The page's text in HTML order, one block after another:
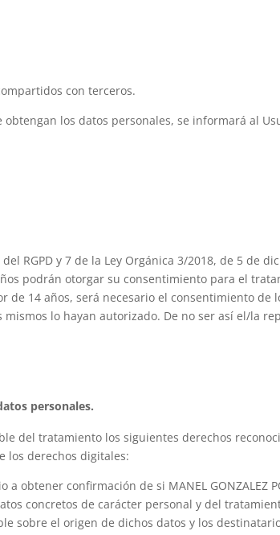
con terceros.
los datos personales, se informará al
RGPD y 7 de la Ley Orgánica 3/2018, de 5 de
podrán otorgar su consentimiento para el
de 14 años, será necesario el consentimiento
lo hayan autorizado. De no ser así el/la
personales.
del tratamiento los siguientes derechos
los derechos digitales:
a obtener confirmación de si MANEL GONZALEZ
concretos de carácter personal y del
sobre el origen de dichos datos y los